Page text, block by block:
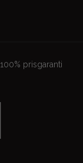
100% prisgaranti